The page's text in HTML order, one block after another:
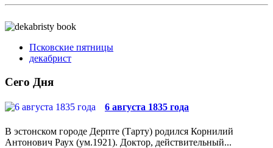
Псковские пятницы
декабрист
Сего Дня
6 августа 1835 года
В эстонском городе Дерпте (Тарту) родился Корнилий
Антонович Раух (ум.1921). Доктор, действительный...